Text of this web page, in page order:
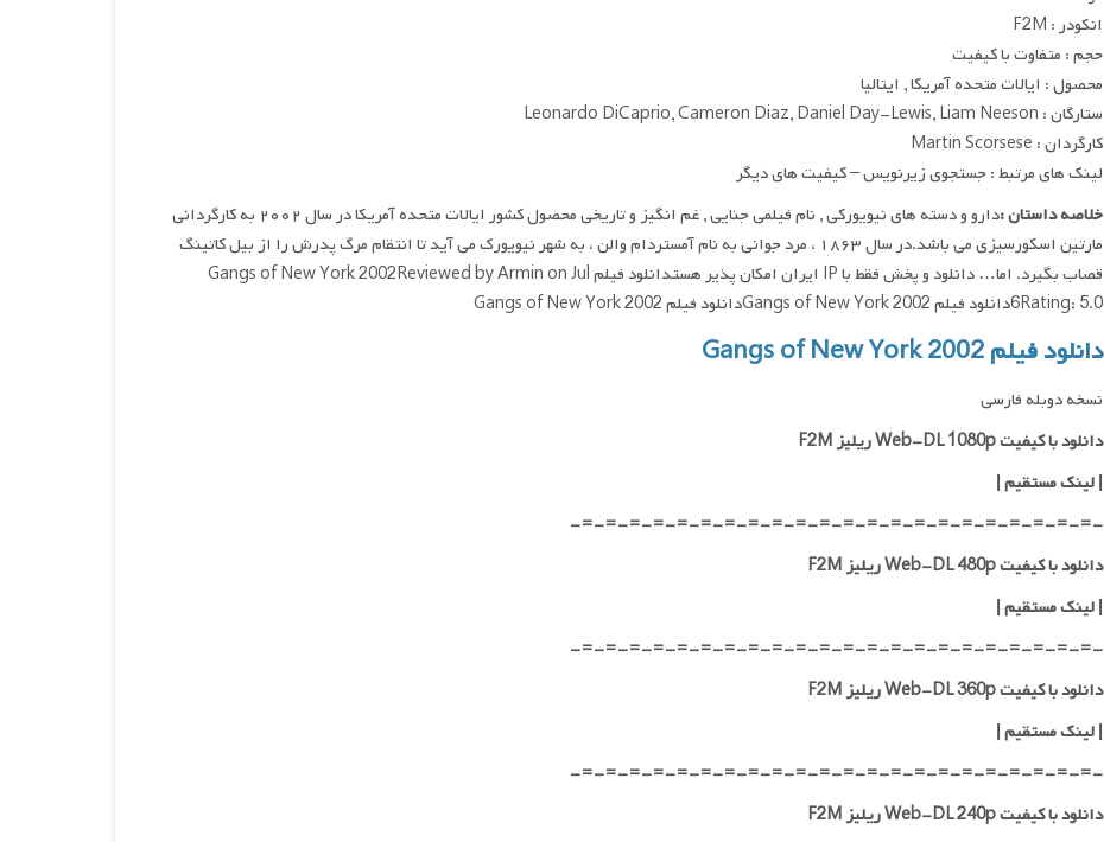
انکودر : F2M
حجم : متفاوت با کیفیت
محصول : ایالات متحده آمریکا , ایتالیا
ستارگان : Leonardo DiCaprio, Cameron Diaz, Daniel Day-Lewis, Liam Neeson
کارگردان : Martin Scorsese
لینک های مرتبط : جستجوی زیرنویس – کیفیت های دیگر
خلاصه داستان :
دارو و دسته های نیویورکی , نام فیلمی جنایی , غم انگیز و تاریخی محصول کشور ایالات متحده آمریکا در سال ۲۰۰۲ به کارگردانی
مارتین اسکورسیزی می باشد.در سال ۱۸۶۳ ، مرد جوانی به نام آمستردام والن ، به شهر نیویورک می آید تا انتقام مرگ پدرش را از بیل کاتینگ
قصاب بگیرد. اما… دانلود و پخش فقط با IP ایران امکان پذیر هستدانلود فیلم Gangs of New York 2002Reviewed by Armin on Jul
6Rating: 5.0دانلود فیلم Gangs of New York 2002دانلود فیلم Gangs of New York 2002
دانلود فیلم Gangs of New York 2002
نسخه دوبله فارسی
دانلود با کیفیت Web-DL 1080p ریلیز F2M
|لینک مستقیم|
-=-=-=-=-=-=-=-=-=-=-=-=-=-=-=-=-=-=-=-=-=-=-
دانلود با کیفیت Web-DL 480p ریلیز F2M
|لینک مستقیم|
-=-=-=-=-=-=-=-=-=-=-=-=-=-=-=-=-=-=-=-=-=-=-
دانلود با کیفیت Web-DL 360p ریلیز F2M
| لینک مستقیم|
-=-=-=-=-=-=-=-=-=-=-=-=-=-=-=-=-=-=-=-=-=-=-
دانلود با کیفیت Web-DL 240p ریلیز F2M